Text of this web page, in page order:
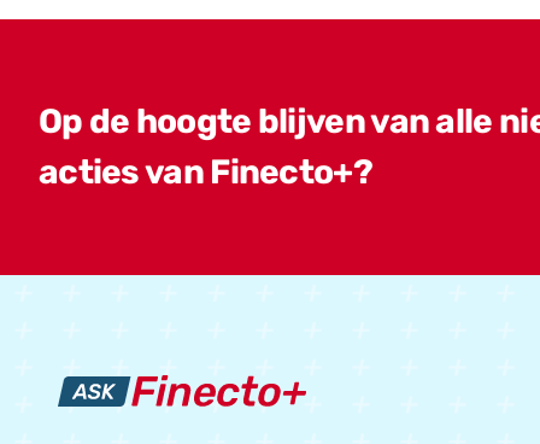
Op de hoogte blijven van alle
acties van Finecto+?